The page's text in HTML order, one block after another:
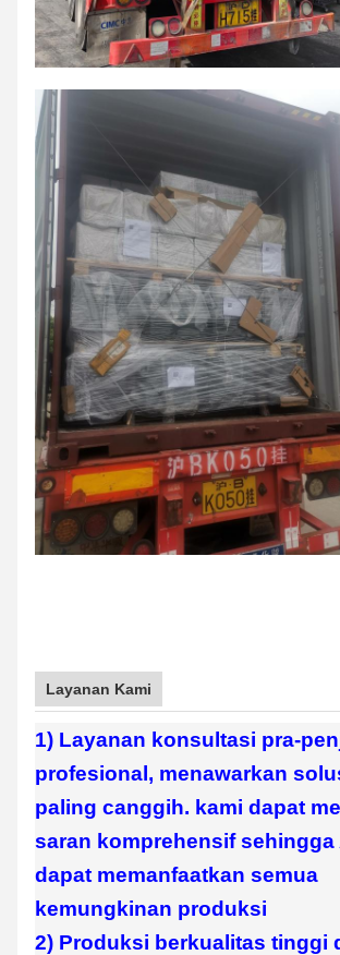
Layanan Kami
1) Layanan konsultasi pra-
profesional, menawarkan
paling canggih. kami dapat
saran komprehensif sehingga
dapat memanfaatkan semua
kemungkinan produksi
2) Produksi berkualitas tinggi